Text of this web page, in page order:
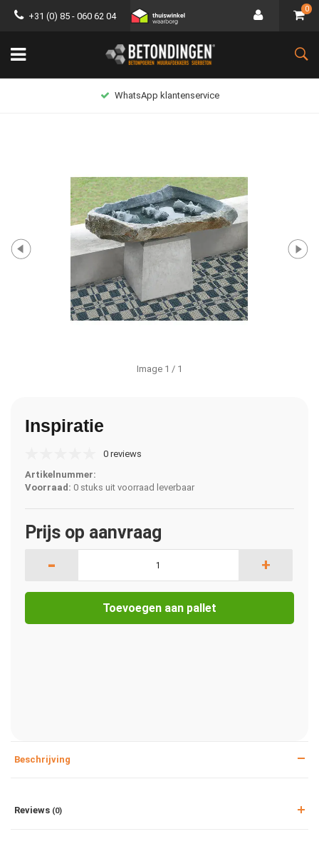
+31 (0) 85 - 060 62 04
0
WhatsApp klantenservice
Image 1 / 1
Inspiratie
0 reviews
Artikelnummer:
Voorraad: 0 stuks uit voorraad leverbaar
Prijs op aanvraag
- +
Toevoegen aan pallet
Beschrijving
Reviews (0)